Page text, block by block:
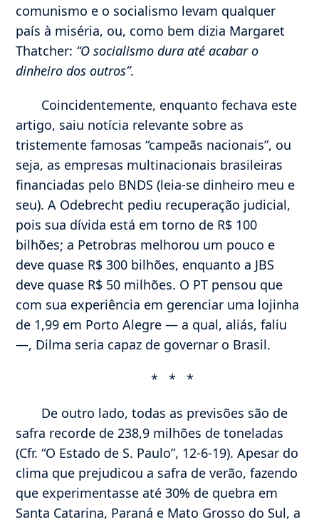
comunismo e o socialismo levam qualquer
país à miséria, ou, como bem dizia Margaret
Thatcher: “O socialismo dura até acabar o
dinheiro dos outros”.
Coincidentemente, enquanto fechava este
artigo, saiu notícia relevante sobre as
tristemente famosas “campeãs nacionais”, ou
seja, as empresas multinacionais brasileiras
financiadas pelo BNDS (leia-se dinheiro meu e
seu). A Odebrecht pediu recuperação judicial,
pois sua dívida está em torno de R$ 100
bilhões; a Petrobras melhorou um pouco e
deve quase R$ 300 bilhões, enquanto a JBS
deve quase R$ 50 milhões. O PT pensou que
com sua experiência em gerenciar uma lojinha
de 1,99 em Porto Alegre — a qual, aliás, faliu
—, Dilma seria capaz de governar o Brasil.
* * *
De outro lado, todas as previsões são de
safra recorde de 238,9 milhões de toneladas
(Cfr. “O Estado de S. Paulo”, 12-6-19). Apesar do
clima que prejudicou a safra de verão, fazendo
que experimentasse até 30% de quebra em
Santa Catarina, Paraná e Mato Grosso do Sul, a